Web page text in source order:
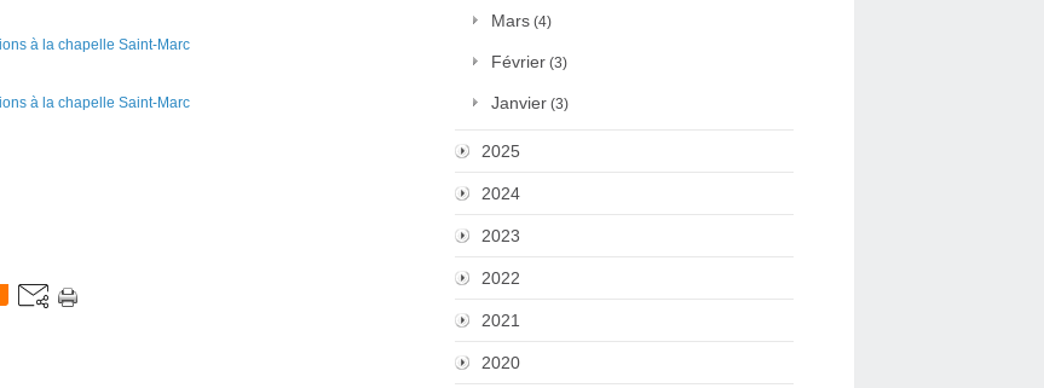
Mars (4)
Février (3)
Janvier (3)
2025
2024
2023
2022
2021
2020